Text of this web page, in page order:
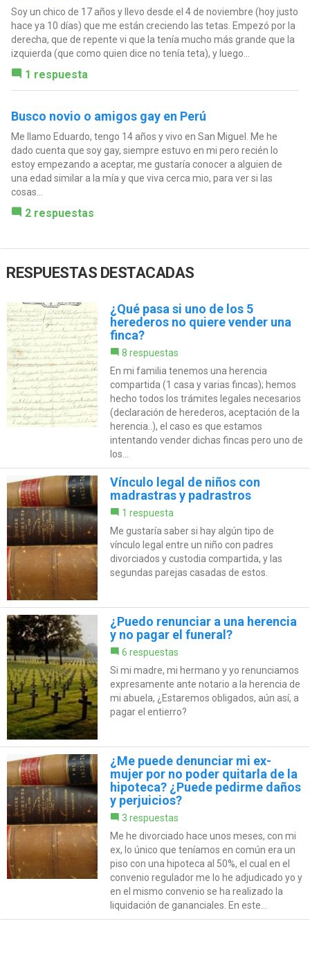
Soy un chico de 17 años y llevo desde el 4 de noviembre (hoy justo
hace ya 10 días) que me están creciendo las tetas. Empezó por la
derecha, que de repente vi que la tenía mucho más grande que la
izquierda (que como quien dice no tenía teta), y luego...
1 respuesta
Busco novio o amigos gay en Perú
Me llamo Eduardo, tengo 14 años y vivo en San Miguel. Me he
dado cuenta que soy gay, siempre estuvo en mi pero recién lo
estoy empezando a aceptar, me gustaría conocer a alguien de
una edad similar a la mía y que viva cerca mio, para ver si las
cosas...
2 respuestas
RESPUESTAS DESTACADAS
¿Qué pasa si uno de los 5
herederos no quiere vender una
finca?
8 respuestas
En mi familia tenemos una herencia
compartida (1 casa y varias fincas); hemos
hecho todos los trámites legales necesarios
(declaración de herederos, aceptación de la
herencia..), el caso es que estamos
intentando vender dichas fincas pero uno de
los...
Vínculo legal de niños con
madrastras y padrastros
1 respuesta
Me gustaría saber si hay algún tipo de
vínculo legal entre un niño con padres
divorciados y custodia compartida, y las
segundas parejas casadas de estos.
¿Puedo renunciar a una herencia
y no pagar el funeral?
6 respuestas
Si mi madre, mi hermano y yo renunciamos
expresamente ante notario a la herencia de
mi abuela, ¿Estaremos obligados, aún así, a
pagar el entierro?
¿Me puede denunciar mi ex-
mujer por no poder quitarla de la
hipoteca? ¿Puede pedirme daños
y perjuicios?
3 respuestas
Me he divorciado hace unos meses, con mi
ex, lo único que teníamos en común era un
piso con una hipoteca al 50%, el cual en el
convenio regulador me lo he adjudicado yo y
en el mismo convenio se ha realizado la
liquidación de gananciales. En este...